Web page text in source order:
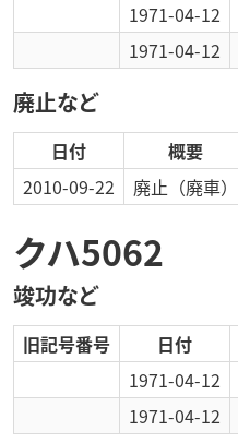
1971-04-12
1971-04-12
廃止など
日付 概要
2010-09-22
廃止 （廃車）
クハ5062
竣功など
旧記号番号 日付
1971-04-12
1971-04-12